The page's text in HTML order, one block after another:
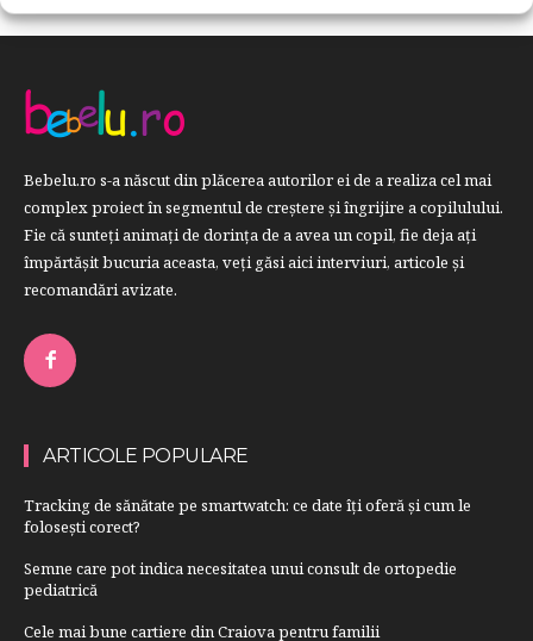
Bebelu.ro s-a născut din plăcerea autorilor ei de a realiza cel mai
complex proiect în segmentul de creştere şi îngrijire a copilulului.
Fie că sunteţi animaţi de dorinţa de a avea un copil, fie deja aţi
împărtăşit bucuria aceasta, veți găsi aici interviuri, articole şi
recomandări avizate.
ARTICOLE POPULARE
Tracking de sănătate pe smartwatch: ce date îți oferă și cum le
folosești corect?
Semne care pot indica necesitatea unui consult de ortopedie
pediatrică
Cele mai bune cartiere din Craiova pentru familii